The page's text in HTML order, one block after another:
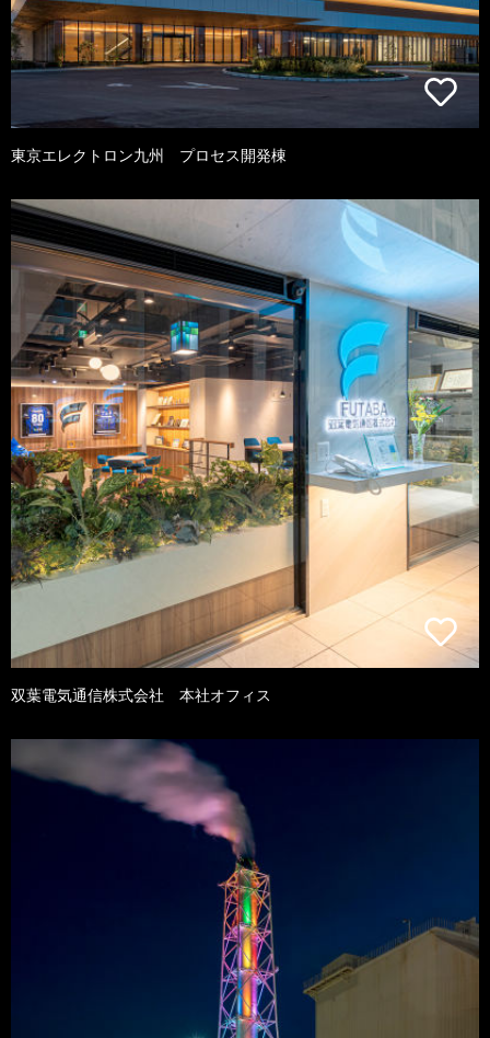
東京エレクトロン九州 プロセス開発棟
双葉電気通信株式会社 本社オフィス